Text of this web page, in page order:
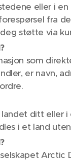
eller i en
fra
støtte via
som
er navn,
ditt eller i
i et land
Arctic